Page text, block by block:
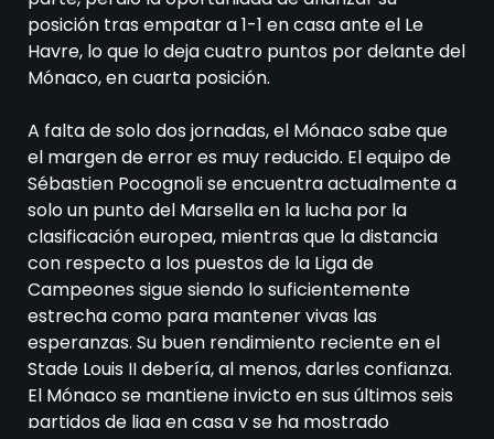
posición tras empatar a 1-1 en casa ante el Le
Havre, lo que lo deja cuatro puntos por delante del
Mónaco, en cuarta posición.
A falta de solo dos jornadas, el Mónaco sabe que
el margen de error es muy reducido. El equipo de
Sébastien Pocognoli se encuentra actualmente a
solo un punto del Marsella en la lucha por la
clasificación europea, mientras que la distancia
con respecto a los puestos de la Liga de
Campeones sigue siendo lo suficientemente
estrecha como para mantener vivas las
esperanzas. Su buen rendimiento reciente en el
Stade Louis II debería, al menos, darles confianza.
El Mónaco se mantiene invicto en sus últimos seis
partidos de liga en casa y se ha mostrado